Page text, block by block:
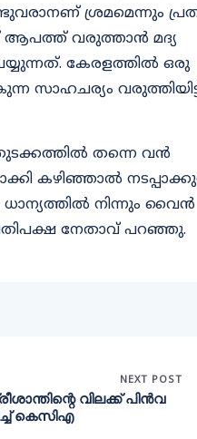
ശ്രമമെന്നും
ആപത്ത് വരുത്താന്‍ മദ്യ
കേരളത്തില്‍ ഒരു
തന്നെ വന്‍
കഴിഞ്ഞാല്‍
ധാന്യത്തില്‍ നിന്നും വൈന്‍
നേതാവ് പറഞ്ഞു.
NEXT POST
വിലക്ക് പിൻവ
കെസിഎ